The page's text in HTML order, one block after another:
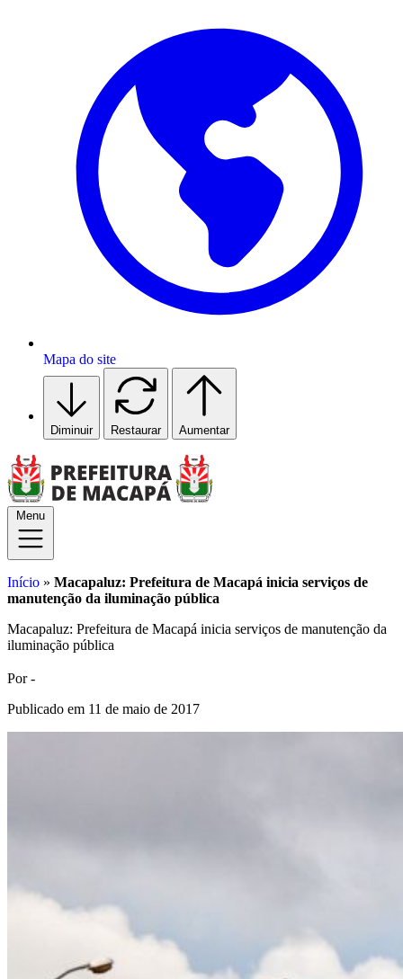
Mapa do site
Diminuir Restaurar Aumentar
Menu
Início » Macapaluz: Prefeitura de Macapá inicia serviços de
manutenção da iluminação pública
Macapaluz: Prefeitura de Macapá inicia serviços de manutenção da
iluminação pública
Por -
Publicado em 11 de maio de 2017